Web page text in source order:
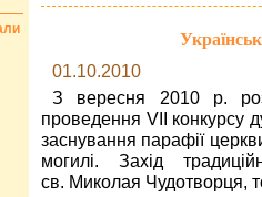
01.10.2010
З вересня 2010 р.
проведення VII конкурсу
заснування парафії
могилі. Захід
св. Миколая Чудотворця,